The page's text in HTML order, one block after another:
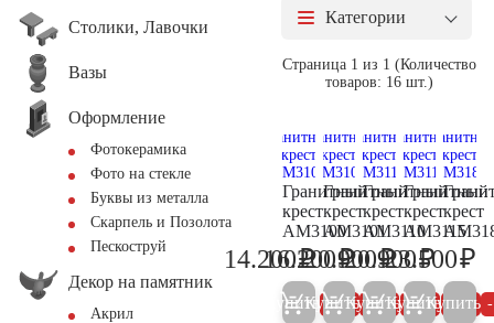
Столики, Лавочки
Вазы
Оформление
Фотокерамика
Фото на стекле
Буквы из металла
Скарпель и Позолота
Пескоструй
Декор на памятник
Акрил
Категории
Страница 1 из 1 (Количество
товаров: 16 шт.)
Гранитный
крест
AM3100
14.900
14.200₽
Купить 5%
Гранитный
крест
AM3101
17.100
16.200₽
Купить 5%
Гранитный
крест
AM3110
22.000
20.900₽
Купить 5%
Гранитный
крест
AM3115
22.000
20.900₽
Купить 5%
крест
23.500₽
Купить